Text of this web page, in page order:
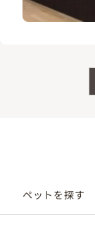
ペットを探す